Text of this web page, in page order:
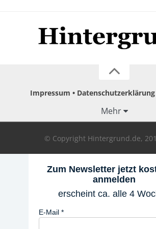
Impressum Datenschutzerklärung
Mehr
© Copyright Hintergrund.de,
Zum Newsletter jetzt
anmelden
erscheint ca. alle 4
E-Mail